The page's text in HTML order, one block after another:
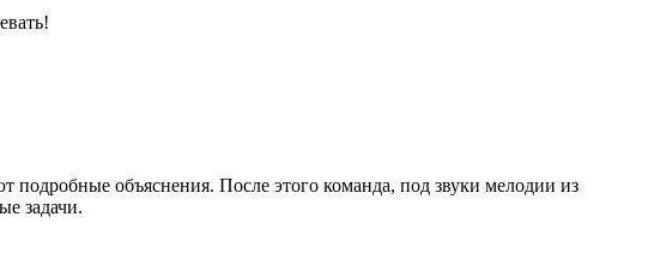
подробные объяснения. После этого команда, под звуки мелодии из
задачи.